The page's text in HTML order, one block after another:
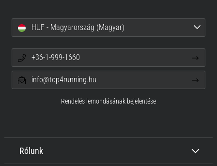
Rólunk
HUF - Magyarország (Magyar)
+36-1-999-1660
info@top4running.hu
Rendelés lemondásának bejelentése